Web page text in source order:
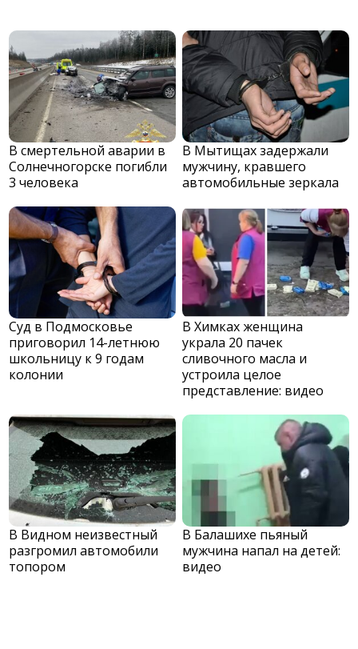
В смертельной аварии в
Солнечногорске погибли
3 человека
В Мытищах задержали
мужчину, кравшего
автомобильные зеркала
Суд в Подмосковье
приговорил 14-летнюю
школьницу к 9 годам
колонии
В Химках женщина
украла 20 пачек
сливочного масла и
устроила целое
представление: видео
В Видном неизвестный
разгромил автомобили
топором
В Балашихе пьяный
мужчина напал на детей:
видео